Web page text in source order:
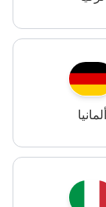
ألمانيا